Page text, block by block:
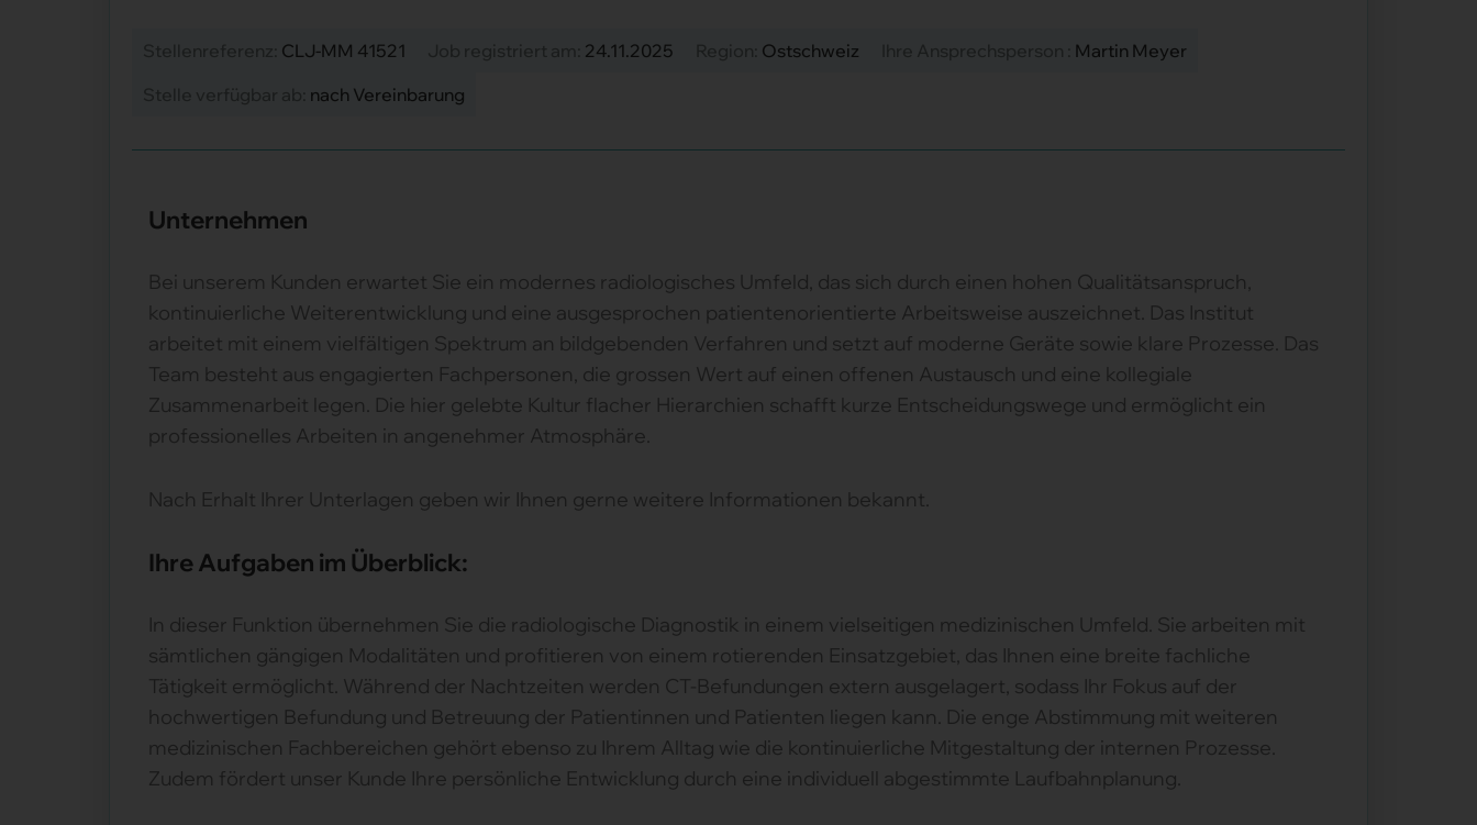
CLJ-MM 41521 24.11.2025 Ostschweiz
Martin Meyer
nach Vereinbarung
Unternehmen
Bei unserem Kunden erwartet Sie ein modernes radiologisches Umfeld, das sich durch einen hohen Qualitätsanspruch,
kontinuierliche Weiterentwicklung und eine ausgesprochen patientenorientierte Arbeitsweise auszeichnet. Das Institut
arbeitet mit einem vielfältigen Spektrum an bildgebenden Verfahren und setzt auf moderne Geräte sowie klare Prozesse. Das
Team besteht aus engagierten Fachpersonen, die grossen Wert auf einen offenen Austausch und eine kollegiale
Zusammenarbeit legen. Die hier gelebte Kultur flacher Hierarchien schafft kurze Entscheidungswege und ermöglicht ein
professionelles Arbeiten in angenehmer Atmosphäre.
Nach Erhalt Ihrer Unterlagen geben wir Ihnen gerne weitere Informationen bekannt.
Ihre Aufgaben im Überblick:
In dieser Funktion übernehmen Sie die radiologische Diagnostik in einem vielseitigen medizinischen Umfeld. Sie arbeiten mit
sämtlichen gängigen Modalitäten und profitieren von einem rotierenden Einsatzgebiet, das Ihnen eine breite fachliche
Tätigkeit ermöglicht. Während der Nachtzeiten werden CT-Befundungen extern ausgelagert, sodass Ihr Fokus auf der
hochwertigen Befundung und Betreuung der Patientinnen und Patienten liegen kann. Die enge Abstimmung mit weiteren
medizinischen Fachbereichen gehört ebenso zu Ihrem Alltag wie die kontinuierliche Mitgestaltung der internen Prozesse.
Zudem fördert unser Kunde Ihre persönliche Entwicklung durch eine individuell abgestimmte Laufbahnplanung.